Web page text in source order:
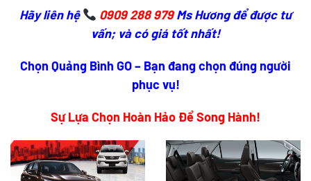
Hãy liên hệ 0909 288 979 Ms Hương để được tư
vấn; và có giá tốt nhất!
Chọn Quảng Bình GO – Bạn đang chọn đúng người
phục vụ!
Sự Lựa Chọn Hoàn Hảo Để Song Hành!